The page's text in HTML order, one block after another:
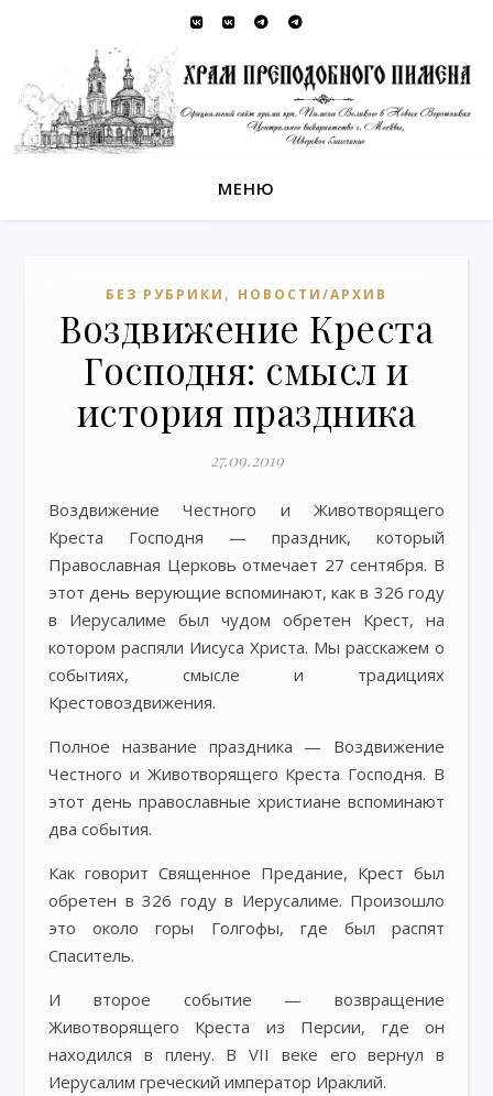
МЕНЮ
БЕЗ РУБРИКИ , НОВОСТИ/АРХИВ
Воздвижение Креста
Господня: смысл и
история праздника
27.09.2019
Воздвижение Честного и Животворящего
Креста Господня — праздник, который
Православная Церковь отмечает 27 сентября. В
этот день верующие вспоминают, как в 326 году
в Иерусалиме был чудом обретен Крест, на
котором распяли Иисуса Христа. Мы расскажем о
событиях, смысле и традициях
Крестовоздвижения.
Полное название праздника — Воздвижение
Честного и Животворящего Креста Господня. В
этот день православные христиане вспоминают
два события.
Как говорит Священное Предание, Крест был
обретен в 326 году в Иерусалиме. Произошло
это около горы Голгофы, где был распят
Спаситель.
И второе событие — возвращение
Животворящего Креста из Персии, где он
находился в плену. В VII веке его вернул в
Иерусалим греческий император Ираклий.